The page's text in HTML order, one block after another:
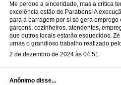
Me perdoe a sinceridade, mas a critica
excelência estão de Parabéns! A
para a barragem por sí só gera
garçons, cozinheiros, atendentes,
que outros locais estarão esquecidos,
urnas o grandioso trabalho realizado
2 de dezembro de 2024 às 04:51
Anônimo disse...